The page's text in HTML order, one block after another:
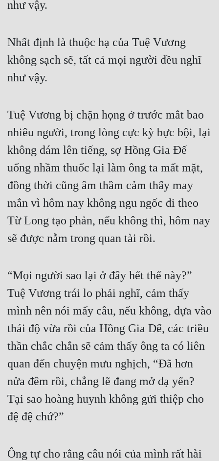
như vậy.
Nhất định là thuộc hạ của Tuệ Vương
không sạch sẽ, tất cả mọi người đều nghĩ
như vậy.
Tuệ Vương bị chặn họng ở trước mắt bao
nhiêu người, trong lòng cực kỳ bực bội, lại
không dám lên tiếng, sợ Hồng Gia Đế
uống nhầm thuốc lại làm ông ta mất mặt,
đồng thời cũng âm thầm cảm thấy may
mắn vì hôm nay không ngu ngốc đi theo
Từ Long tạo phản, nếu không thì, hôm nay
sẽ được nằm trong quan tài rồi.
“Mọi người sao lại ở đây hết thế này?”
Tuệ Vương trái lo phải nghĩ, cảm thấy
mình nên nói mấy câu, nếu không, dựa vào
thái độ vừa rồi của Hồng Gia Đế, các triều
thần chắc chắn sẽ cảm thấy ông ta có liên
quan đến chuyện mưu nghịch, “Đã hơn
nửa đêm rồi, chẳng lẽ đang mở dạ yến?
Tại sao hoàng huynh không gửi thiệp cho
đệ đệ chứ?”
Ông tự cho rằng câu nói của mình rất hài